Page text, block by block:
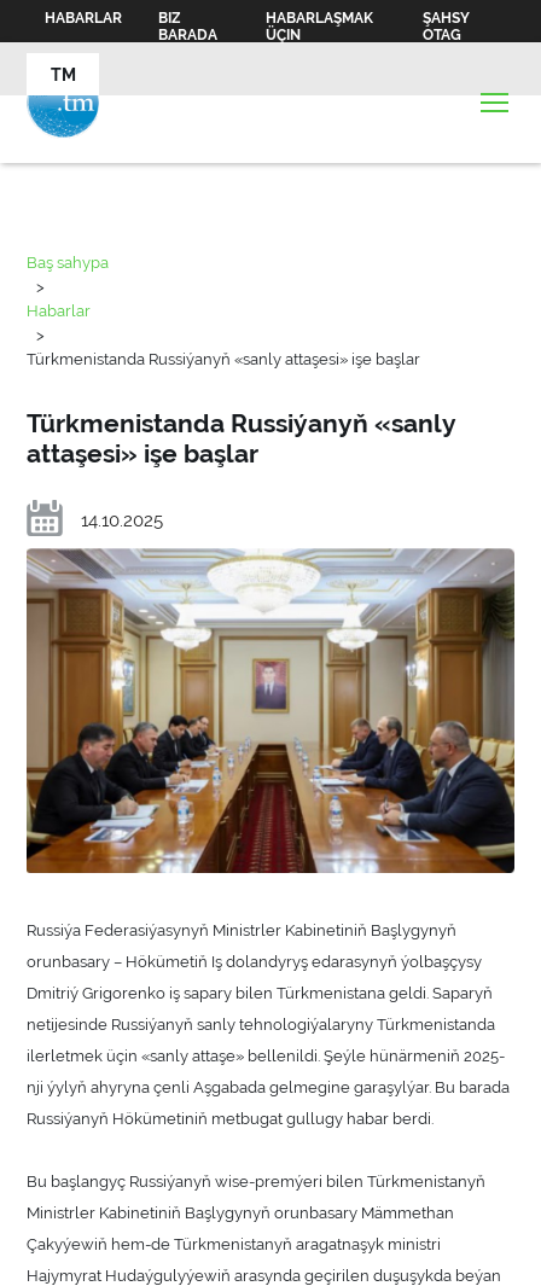
HABARLAR
BIZ
BARADA
HABARLAŞMAK
ÜÇIN
ŞAHSY
OTAG
TM
Baş sahypa
>
Habarlar
>
Türkmenistanda Russiýanyň «sanly attaşesi» işe başlar
Türkmenistanda Russiýanyň «sanly
attaşesi» işe başlar
14.10.2025
Russiýa Federasiýasynyň Ministrler Kabinetiniň Başlygynyň
orunbasary – Hökümetiň Iş dolandyryş edarasynyň ýolbaşçysy
Dmitriý Grigorenko iş sapary bilen Türkmenistana geldi. Saparyň
netijesinde Russiýanyň sanly tehnologiýalaryny Türkmenistanda
ilerletmek üçin «sanly attaşe» bellenildi. Şeýle hünärmeniň 2025-
nji ýylyň ahyryna çenli Aşgabada gelmegine garaşylýar. Bu barada
Russiýanyň Hökümetiniň metbugat gullugy habar berdi.
Bu başlangyç Russiýanyň wise-premýeri bilen Türkmenistanyň
Ministrler Kabinetiniň Başlygynyň orunbasary Mämmethan
Çakyýewiň hem-de Türkmenistanyň aragatnaşyk ministri
Hajymyrat Hudaýgulyýewiň arasynda geçirilen duşuşykda beýan